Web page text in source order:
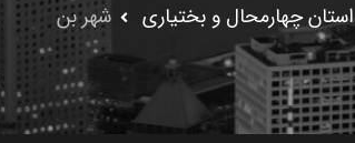
استان چهارمحال و بختيارى شهر بن